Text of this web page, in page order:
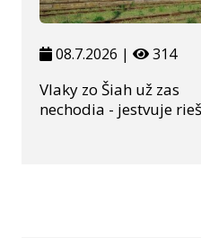
08.7.2026 | 314
Vlaky zo Šiah už zas
nechodia - jestvuje